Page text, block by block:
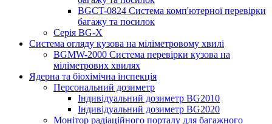
BGCT-0824 Система комп'ютерної перевірки
багажу та посилок
Серія BG-X
Система огляду кузова на міліметровому хвилі
BGMW-2000 Система перевірки кузова на
міліметрових хвилях
Ядерна та біохімічна інспекція
Персональний дозиметр
Індивідуальний дозиметр BG2010
Індивідуальний дозиметр BG2020
Монітор радіаційного порталу для багажного